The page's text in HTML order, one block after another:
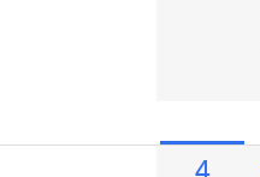
4